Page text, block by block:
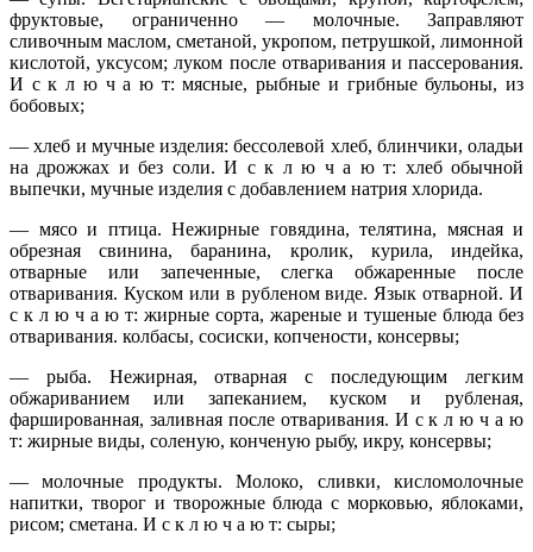
фруктовые, ограниченно — молочные. Заправляют
сливочным маслом, сметаной, укропом, петрушкой, лимонной
кислотой, уксусом; луком после отваривания и пассерования.
И с к л ю ч а ю т: мясные, рыбные и грибные бульоны, из
бобовых;
— хлеб и мучные изделия: бессолевой хлеб, блинчики, оладьи
на дрожжах и без соли. И с к л ю ч а ю т: хлеб обычной
выпечки, мучные изделия с добавлением натрия хлорида.
— мясо и птица. Нежирные говядина, телятина, мясная и
обрезная свинина, баранина, кролик, курила, индейка,
отварные или запеченные, слегка обжаренные после
отваривания. Куском или в рубленом виде. Язык отварной. И
с к л ю ч а ю т: жирные сорта, жареные и тушеные блюда без
отваривания. колбасы, сосиски, копчености, консервы;
— рыба. Нежирная, отварная с последующим легким
обжариванием или запеканием, куском и рубленая,
фаршированная, заливная после отваривания. И с к л ю ч а ю
т: жирные виды, соленую, конченую рыбу, икру, консервы;
— молочные продукты. Молоко, сливки, кисломолочные
напитки, творог и творожные блюда с морковью, яблоками,
рисом; сметана. И с к л ю ч а ю т: сыры;